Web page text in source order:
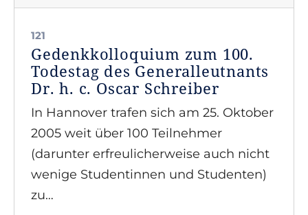
121
Gedenkkolloquium zum 100.
Todestag des Generalleutnants
Dr. h. c. Oscar Schreiber
In Hannover trafen sich am 25. Oktober
2005 weit über 100 Teilnehmer
(darunter erfreulicherweise auch nicht
wenige Studentinnen und Studenten)
zu…